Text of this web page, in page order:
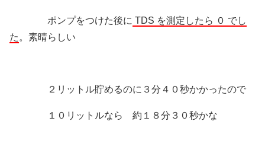
ポンプをつけた後に TDS を測定したら ０ でし
た 。素晴らしい
２リットル貯めるのに３分４０秒かかったので
１０リットルなら 約１８分３０秒かな